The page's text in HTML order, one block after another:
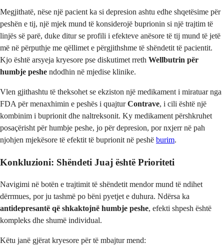
Megjithatë, nëse një pacient ka si depresion ashtu edhe shqetësime për
peshën e tij, një mjek mund të konsiderojë buprionin si një trajtim të
linjës së parë, duke ditur se profili i efekteve anësore të tij mund të jetë
më në përputhje me qëllimet e përgjithshme të shëndetit të pacientit.
Kjo është arsyeja kryesore pse diskutimet rreth Wellbutrin për
humbje peshe ndodhin në mjedise klinike.
Vlen gjithashtu të theksohet se ekziston një medikament i miratuar nga
FDA për menaxhimin e peshës i quajturContrave, i cili është një
kombinim i buprionit dhe naltreksonit. Ky medikament përshkruhet
posaçërisht për humbje peshe, jo për depresion, por nxjerr në pah
njohjen mjekësore të efektit të buprionit në peshë burim.
Konkluzioni: Shëndeti Juaj është Prioriteti
Navigimi në botën e trajtimit të shëndetit mendor mund të ndihet
dërrmues, por ju tashmë po bëni pyetjet e duhura. Ndërsa ka
antidepresantë që shkaktojnë humbje peshe, efekti shpesh është
kompleks dhe shumë individual.
Këtu janë gjërat kryesore për të mbajtur mend: